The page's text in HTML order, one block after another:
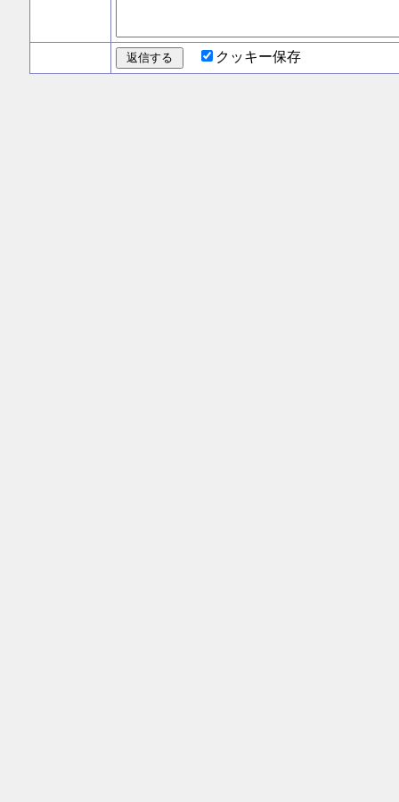
クッキー保存